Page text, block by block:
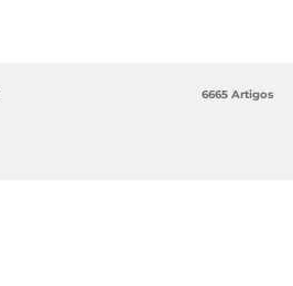
6665 Artigos